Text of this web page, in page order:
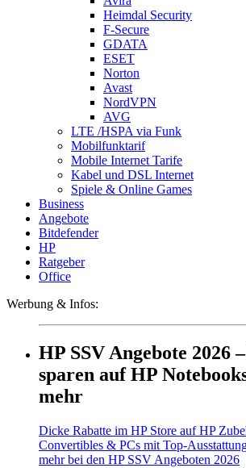
Heimdal Security
F-Secure
GDATA
ESET
Norton
Avast
NordVPN
AVG
LTE /HSPA via Funk
Mobilfunktarif
Mobile Internet Tarife
Kabel und DSL Internet
Spiele & Online Games
Business
Angebote
Bitdefender
HP
Ratgeber
Office
Werbung & Infos:
HP SSV Angebote 2026
sparen auf HP
mehr
Dicke Rabatte im HP Store auf HP
Convertibles & PCs mit Top-
mehr bei den HP SSV Angeboten 2026